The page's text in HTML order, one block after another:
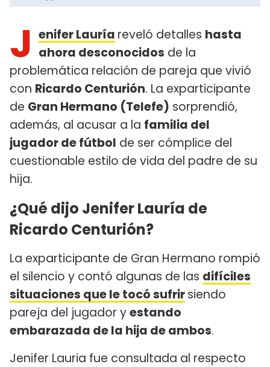
J enifer Lauría reveló detalles hasta
ahora desconocidos de la
problemática relación de pareja que vivió
con Ricardo Centurión. La exparticipante
de Gran Hermano (Telefe) sorprendió,
además, al acusar a la familia del
jugador de fútbol de ser cómplice del
cuestionable estilo de vida del padre de su
hija.
¿Qué dijo Jenifer Lauría de
Ricardo Centurión?
La exparticipante de Gran Hermano rompió
el silencio y contó algunas de las difíciles
situaciones que le tocó sufrirsiendo
pareja del jugador yestando
embarazada de la hija de ambos.
Jenifer Lauria fue consultada al respecto